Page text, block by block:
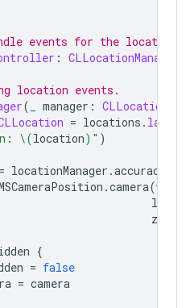
events for the location
:
location events.
( manager :
= locations . last
\(location) " )
= locationManager .
.camera(
zoom
{
= false
= camera